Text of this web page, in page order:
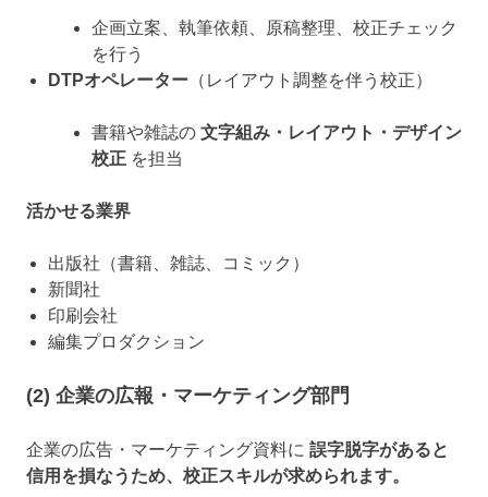
企画立案、執筆依頼、原稿整理、校正チェック
を行う
DTPオペレーター （レイアウト調整を伴う校正）
書籍や雑誌の 文字組み・レイアウト・デザイン
校正 を担当
活かせる業界
出版社（書籍、雑誌、コミック）
新聞社
印刷会社
編集プロダクション
(2) 企業の広報・マーケティング部門
企業の広告・マーケティング資料に 誤字脱字があると
信用を損なうため、校正スキルが求められます。